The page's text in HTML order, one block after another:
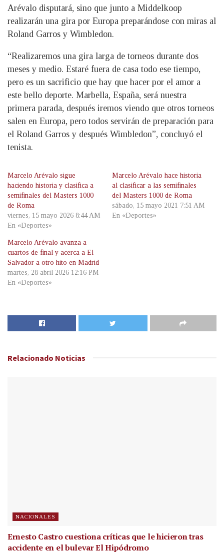
Arévalo disputará, sino que junto a Middelkoop
realizarán una gira por Europa preparándose con miras al
Roland Garros y Wimbledon.
“Realizaremos una gira larga de torneos durante dos
meses y medio. Estaré fuera de casa todo ese tiempo,
pero es un sacrificio que hay que hacer por el amor a
este bello deporte. Marbella, España, será nuestra
primera parada, después iremos viendo que otros torneos
salen en Europa, pero todos servirán de preparación para
el Roland Garros y después Wimbledon”, concluyó el
tenista.
Marcelo Arévalo sigue
haciendo historia y clasifica a
semifinales del Masters 1000
de Roma
viernes, 15 mayo 2026 8:44 AM
En «Deportes»
Marcelo Arévalo hace historia
al clasificar a las semifinales
del Masters 1000 de Roma
sábado, 15 mayo 2021 7:51 AM
En «Deportes»
Marcelo Arévalo avanza a
cuartos de final y acerca a El
Salvador a otro hito en Madrid
martes, 28 abril 2026 12:16 PM
En «Deportes»
Relacionado Noticias
NACIONALES
Ernesto Castro cuestiona críticas que le hicieron tras
accidente en el bulevar El Hipódromo